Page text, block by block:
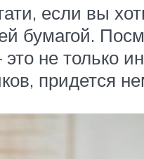
если вы
бумагой.
не только
придется